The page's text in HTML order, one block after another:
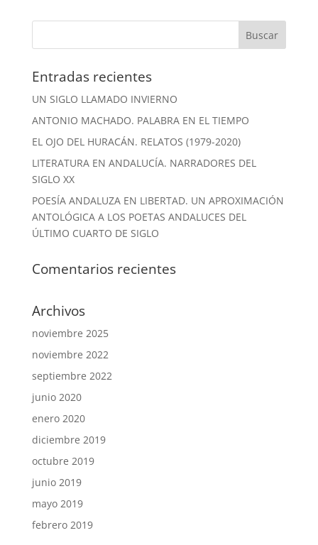
Entradas recientes
UN SIGLO LLAMADO INVIERNO
ANTONIO MACHADO. PALABRA EN EL TIEMPO
EL OJO DEL HURACÁN. RELATOS (1979-2020)
LITERATURA EN ANDALUCÍA. NARRADORES DEL
SIGLO XX
POESÍA ANDALUZA EN LIBERTAD. UN APROXIMACIÓN
ANTOLÓGICA A LOS POETAS ANDALUCES DEL
ÚLTIMO CUARTO DE SIGLO
Comentarios recientes
Archivos
noviembre 2025
noviembre 2022
septiembre 2022
junio 2020
enero 2020
diciembre 2019
octubre 2019
junio 2019
mayo 2019
febrero 2019